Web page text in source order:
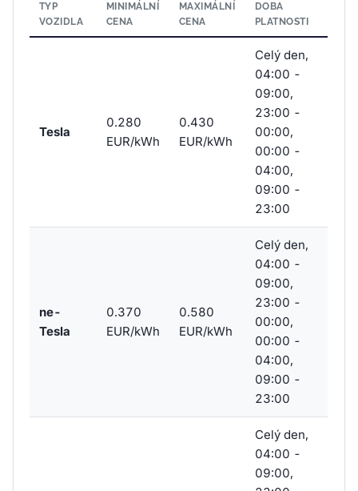
TYP
VOZIDLA
MINIMÁLNÍ
CENA
MAXIMÁLNÍ
CENA
DOBA
PLATNOSTI
Tesla
0.280
EUR/kWh
0.430
EUR/kWh
Celý den,
04:00 -
09:00,
23:00 -
00:00,
00:00 -
04:00,
09:00 -
23:00
ne-
Tesla
0.370
EUR/kWh
0.580
EUR/kWh
Celý den,
04:00 -
09:00,
23:00 -
00:00,
00:00 -
04:00,
09:00 -
23:00
Celý den,
04:00 -
09:00,